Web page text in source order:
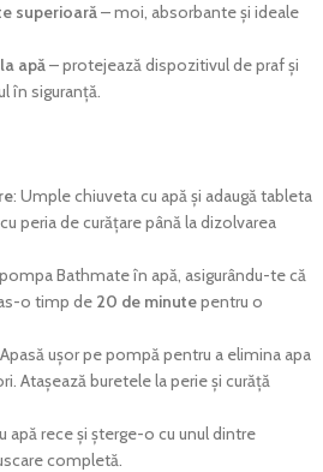
superioară– moi, absorbante și ideale
apă– protejează dispozitivul de praf și
în siguranță.
: Umple chiuveta cu apă și adaugă tableta
peria de curățare până la dizolvarea
Bathmate în apă, asigurându-te că
o timp de 20 de minutepentru o
ușor pe pompă pentru a elimina apa
Atașează buretele la perie și curăță
apă rece și șterge-o cu unul dintre
completă.